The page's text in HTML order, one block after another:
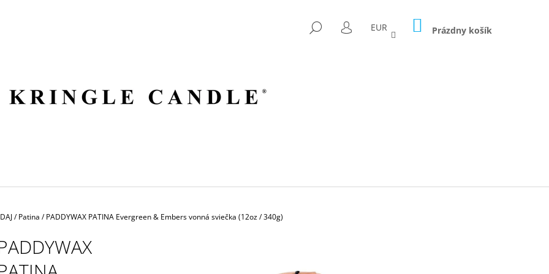
HĽADAŤ
PRIHLÁSENIE
EUR NÁKUPNÝ
KOŠÍK
Prázdny košík
/ Patina / PADDYWAX PATINA Evergreen & Embers vonná sviečka (12oz / 340g)
HERMANOS APOTHECARY